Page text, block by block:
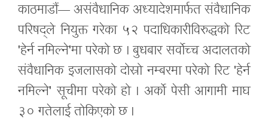
काठमाडौं— असंवैधानिक अध्यादेशमार्फत संवैधानिक
परिषद्ले नियुक्त गरेका ५२ पदाधिकारीविरुद्धको रिट
'हेर्न नमिल्ने'मा परेको छ । बुधबार सर्वोच्च अदालतको
संवैधानिक इजलासको दोस्रो नम्बरमा परेको रिट 'हेर्न
नमिल्ने' सूचीमा परेको हो । अर्को पेसी आगामी माघ
३० गतेलाई तोकिएको छ ।